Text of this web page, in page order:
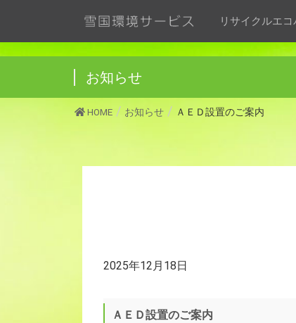
リサイクルエコ
お知らせ
HOME お知らせ ＡＥＤ設置のご案内
2025年12月18日
ＡＥＤ設置のご案内